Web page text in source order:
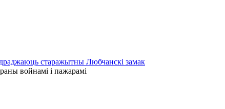
старажытны Любчанскі замак
войнамі і пажарамі